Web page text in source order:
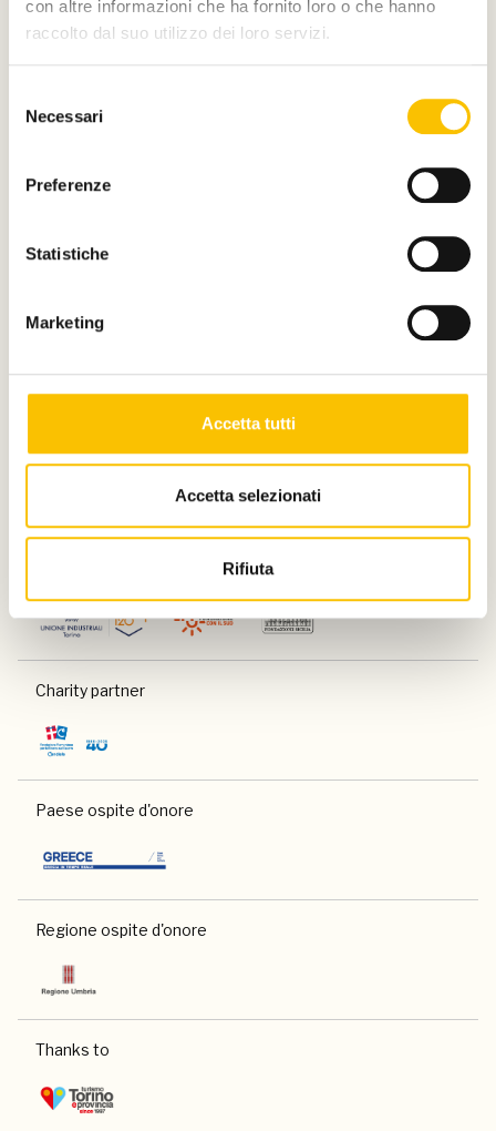
con altre informazioni che ha fornito loro o che hanno
raccolto dal suo utilizzo dei loro servizi.
delNecessari
Preferenze
Statistiche
Marketing
Accetta tutti
Accetta selezionati
Rifiuta
Main partner
Partner
Charity partner
Paese ospite d'onore
Regione ospite d'onore
Thanks to